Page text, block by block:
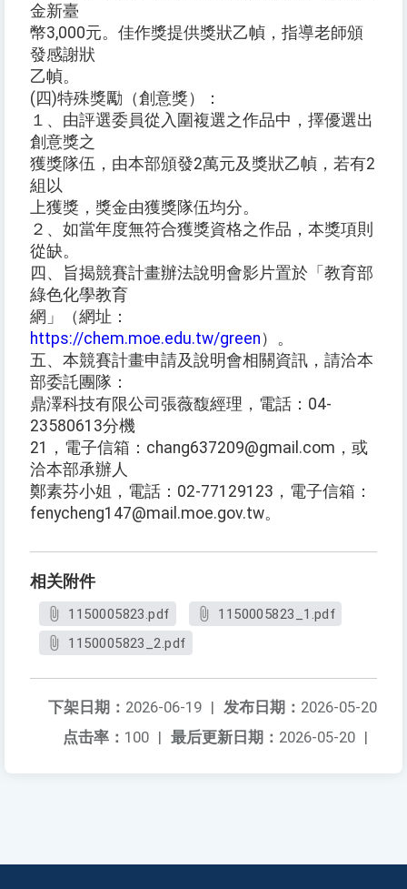
金新臺
幣3,000元。佳作獎提供獎狀乙幀，指導老師頒
發感謝狀
乙幀。
(四)特殊獎勵（創意獎）：
１、由評選委員從入圍複選之作品中，擇優選出
創意獎之
獲獎隊伍，由本部頒發2萬元及獎狀乙幀，若有2
組以
上獲獎，獎金由獲獎隊伍均分。
２、如當年度無符合獲獎資格之作品，本獎項則
從缺。
四、旨揭競賽計畫辦法說明會影片置於「教育部
綠色化學教育
網」（網址：
https://chem.moe.edu.tw/green ）。
五、本競賽計畫申請及說明會相關資訊，請洽本
部委託團隊：
鼎澤科技有限公司張薇馥經理，電話：04-
23580613分機
21，電子信箱：chang637209@gmail.com，或
洽本部承辦人
鄭素芬小姐，電話：02-77129123，電子信箱：
fenycheng147@mail.moe.gov.tw。
相关附件
1150005823.pdf
1150005823_1.pdf
1150005823_2.pdf
发布日期： 2026-05-20
下架日期： 2026-06-19 |
最后更新日期： 2026-05-20 |
点击率： 100 |